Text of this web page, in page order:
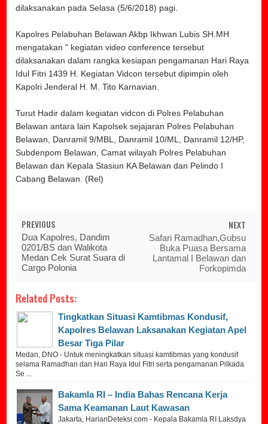
dilaksanakan pada Selasa (5/6/2018) pagi.
Kapolres Pelabuhan Belawan Akbp Ikhwan Lubis SH.MH
mengatakan " kegiatan video conference tersebut
dilaksanakan dalam rangka kesiapan pengamanan Hari Raya
Idul Fitri 1439 H. Kegiatan Vidcon tersebut dipimpin oleh
Kapolri Jenderal H. M. Tito Karnavian.
Turut Hadir dalam kegiatan vidcon di Polres Pelabuhan
Belawan antara lain Kapolsek sejajaran Polres Pelabuhan
Belawan, Danramil 9/MBL, Danramil 10/ML, Danramil 12/HP,
Subdenpom Belawan, Camat wilayah Polres Pelabuhan
Belawan dan Kepala Stasiun KA Belawan dan Pelindo I
Cabang Belawan. (Rel)
PREVIOUS
Dua Kapolres, Dandim
0201/BS dan Walikota
Medan Cek Surat Suara di
Cargo Polonia
NEXT
Safari Ramadhan,Gubsu
Buka Puasa Bersama
Lantamal I Belawan dan
Forkopimda
Related Posts:
Tingkatkan Situasi Kamtibmas Kondusif,
Kapolres Belawan Laksanakan Kegiatan Apel
Besar Tiga Pilar
Medan, DNO - Untuk meningkatkan situasi kamtibmas yang kondusif
selama Ramadhan dan Hari Raya Idul Fitri serta pengamanan Pilkada
Se ...
Bakamla RI – India Bahas Rencana Kerja
Sama Keamanan Laut Kawasan
Jakarta, HarianDeteksi.com - Kepala Bakamla RI Laksdya